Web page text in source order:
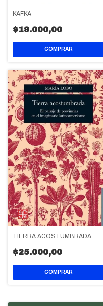
KAFKA
$19.000,00
TIERRA ACOSTUMBRADA
$25.000,00